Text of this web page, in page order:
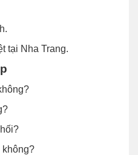
tại Nha Trang.